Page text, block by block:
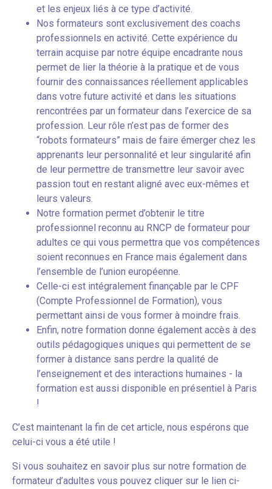
et les enjeux liés à ce type d’activité.
Nos formateurs sont exclusivement des coachs
professionnels en activité. Cette expérience du
terrain acquise par notre équipe encadrante nous
permet de lier la théorie à la pratique et de vous
fournir des connaissances réellement applicables
dans votre future activité et dans les situations
rencontrées par un formateur dans l’exercice de sa
profession. Leur rôle n’est pas de former des
“robots formateurs” mais de faire émerger chez les
apprenants leur personnalité et leur singularité afin
de leur permettre de transmettre leur savoir avec
passion tout en restant aligné avec eux-mêmes et
leurs valeurs.
Notre formation permet d’obtenir le titre
professionnel reconnu au RNCP de formateur pour
adultes ce qui vous permettra que vos compétences
soient reconnues en France mais également dans
l’ensemble de l’union européenne.
Celle-ci est intégralement finançable par le CPF
(Compte Professionnel de Formation), vous
permettant ainsi de vous former à moindre frais.
Enfin, notre formation donne également accès à des
outils pédagogiques uniques qui permettent de se
former à distance sans perdre la qualité de
l’enseignement et des interactions humaines - la
formation est aussi disponible en présentiel à Paris
!
C’est maintenant la fin de cet article, nous espérons que
celui-ci vous a été utile !
Si vous souhaitez en savoir plus sur notre formation de
formateur d’adultes vous pouvez cliquer sur le lien ci-